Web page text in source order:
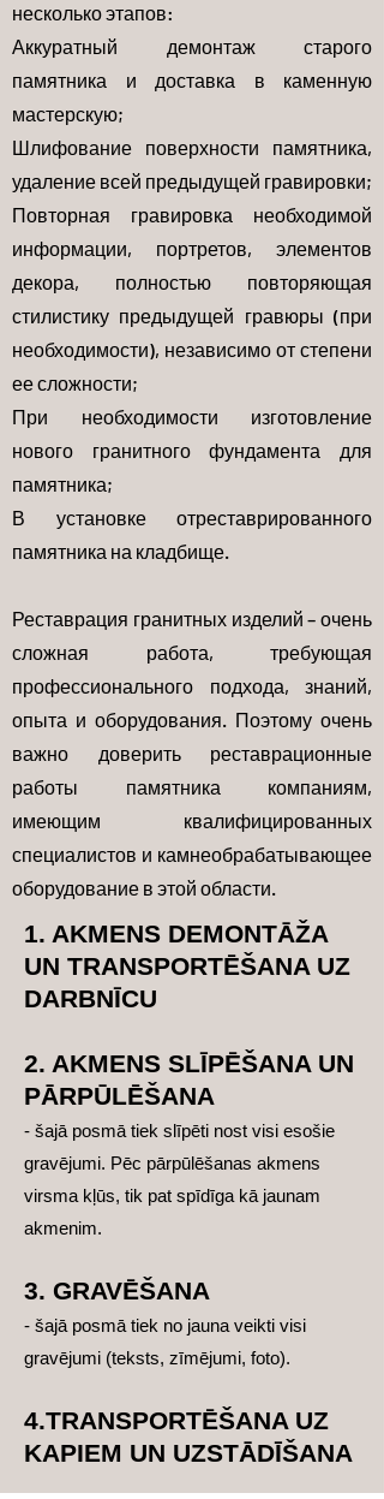
несколько этапов:
Аккуратный демонтаж старого
памятника и доставка в каменную
мастерскую;
Шлифование поверхности памятника,
удаление всей предыдущей гравировки;
Повторная гравировка необходимой
информации, портретов, элементов
декора, полностью повторяющая
стилистику предыдущей гравюры (при
необходимости), независимо от степени
ее сложности;
При необходимости изготовление
нового гранитного фундамента для
памятника;
В установке отреставрированного
памятника на кладбище.
Реставрация гранитных изделий – очень
сложная работа, требующая
профессионального подхода, знаний,
опыта и оборудования. Поэтому очень
важно доверить реставрационные
работы памятника компаниям,
имеющим квалифицированных
специалистов и камнеобрабатывающее
оборудование в этой области.
1. AKMENS DEMONTĀŽA
UN TRANSPORTĒŠANA UZ
DARBNĪCU
2. AKMENS SLĪPĒŠANA UN
PĀRPŪLĒŠANA
- šajā posmā tiek slīpēti nost visi esošie
gravējumi. Pēc pārpūlēšanas akmens
virsma kļūs, tik pat spīdīga kā jaunam
akmenim.
3. GRAVĒŠANA
- šajā posmā tiek no jauna veikti visi
gravējumi (teksts, zīmējumi, foto).
4.TRANSPORTĒŠANA UZ
KAPIEM UN UZSTĀDĪŠANA